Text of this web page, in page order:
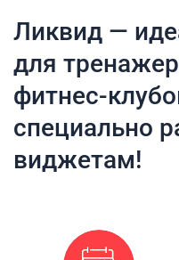
Ликвид —
для
фитнес-
специально
виджетам!